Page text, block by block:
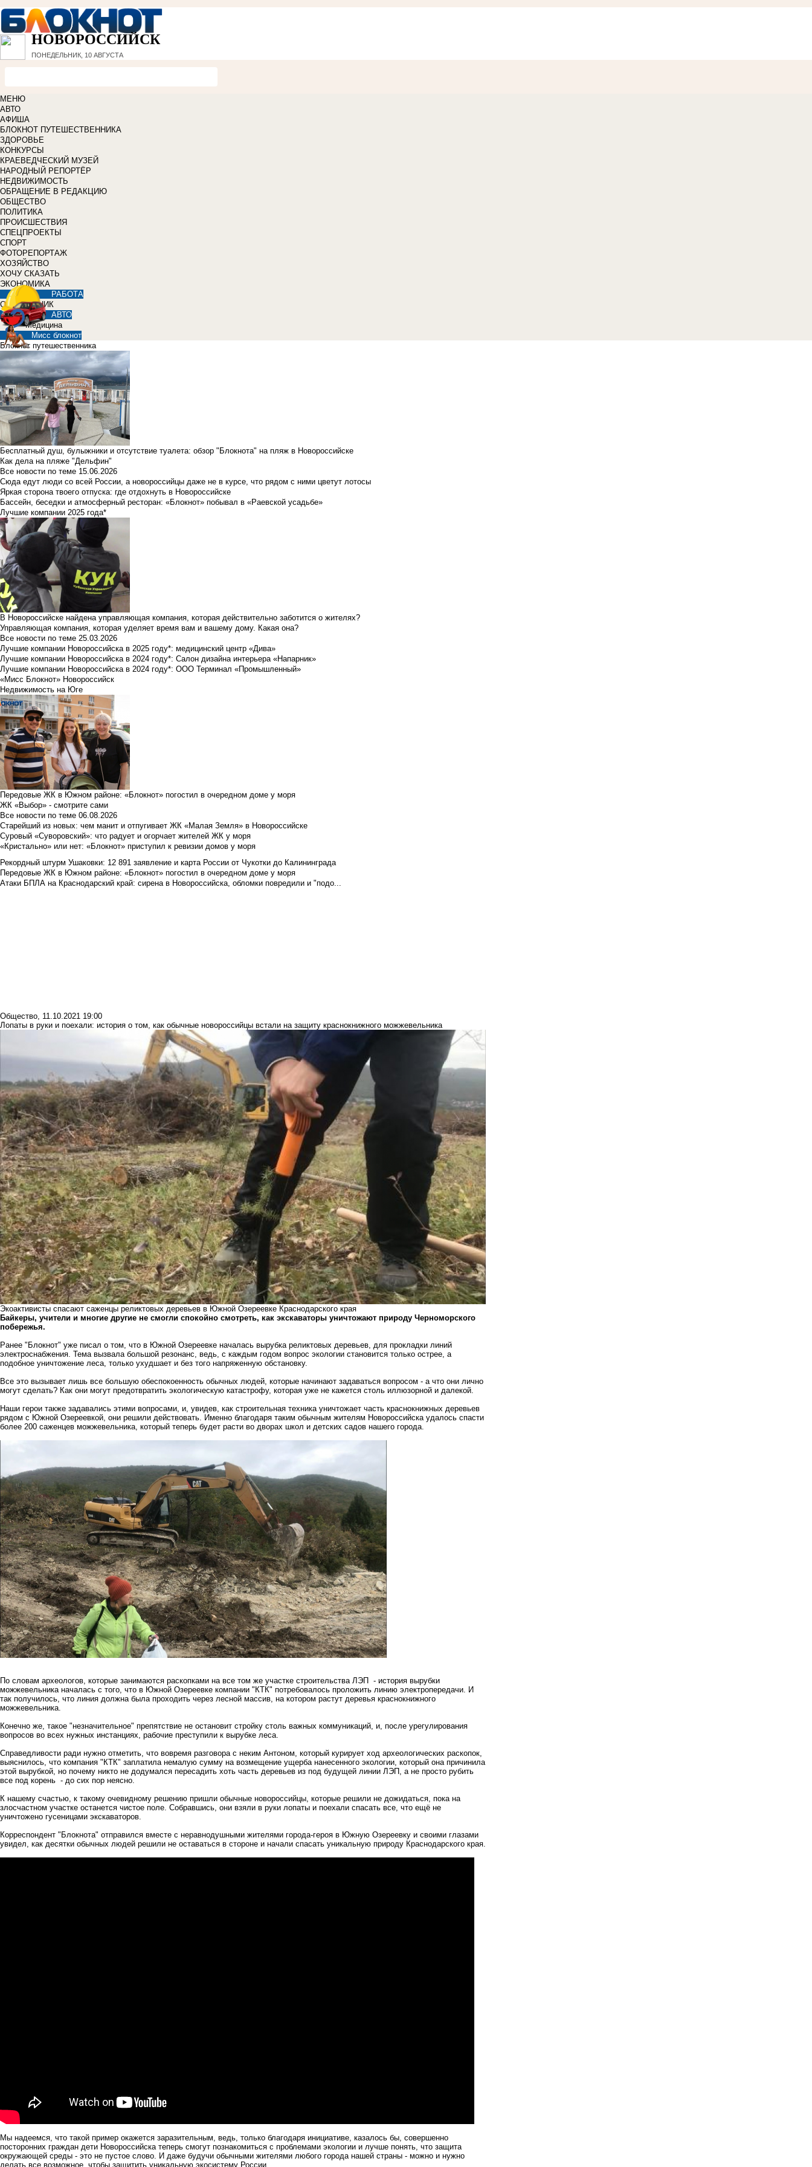
НОВОРОССИЙСК
ПОНЕДЕЛЬНИК, 10 АВГУСТА
МЕНЮ
АВТО
АФИША
БЛОКНОТ ПУТЕШЕСТВЕННИКА
ЗДОРОВЬЕ
КОНКУРСЫ
КРАЕВЕДЧЕСКИЙ МУЗЕЙ
НАРОДНЫЙ РЕПОРТЁР
НЕДВИЖИМОСТЬ
ОБРАЩЕНИЕ В РЕДАКЦИЮ
ОБЩЕСТВО
ПОЛИТИКА
ПРОИСШЕСТВИЯ
СПЕЦПРОЕКТЫ
СПОРТ
ФОТОРЕПОРТАЖ
ХОЗЯЙСТВО
ХОЧУ СКАЗАТЬ
ЭКОНОМИКА
РАБОТА
СПРАВОЧНИК
АВТО
Медицина
Мисс блокнот
Блокнот путешественника
Бесплатный душ, булыжники и отсутствие туалета: обзор "Блокнота" на пляж в Новороссийске
Как дела на пляже "Дельфин"
Все новости по теме 15.06.2026
Сюда едут люди со всей России, а новороссийцы даже не в курсе, что рядом с ними цветут лотосы
Яркая сторона твоего отпуска: где отдохнуть в Новороссийске
Бассейн, беседки и атмосферный ресторан: «Блокнот» побывал в «Раевской усадьбе»
Лучшие компании 2025 года*
В Новороссийске найдена управляющая компания, которая действительно заботится о жителях?
Управляющая компания, которая уделяет время вам и вашему дому. Какая она?
Все новости по теме 25.03.2026
Лучшие компании Новороссийска в 2025 году*: медицинский центр «Дива»
Лучшие компании Новороссийска в 2024 году*: Салон дизайна интерьера «Напарник»
Лучшие компании Новороссийска в 2024 году*: ООО Терминал «Промышленный»
«Мисс Блокнот» Новороссийск
Недвижимость на Юге
Передовые ЖК в Южном районе: «Блокнот» погостил в очередном доме у моря
ЖК «Выбор» - смотрите сами
Все новости по теме 06.08.2026
Старейший из новых: чем манит и отпугивает ЖК «Малая Земля» в Новороссийске
Суровый «Суворовский»: что радует и огорчает жителей ЖК у моря
«Кристально» или нет: «Блокнот» приступил к ревизии домов у моря
Рекордный штурм Ушаковки: 12 891 заявление и карта России от Чукотки до Калининграда
Передовые ЖК в Южном районе: «Блокнот» погостил в очередном доме у моря
Атаки БПЛА на Краснодарский край: сирена в Новороссийска, обломки повредили и "подо...
Общество, 11.10.2021 19:00
Лопаты в руки и поехали: история о том, как обычные новороссийцы встали на защиту краснокнижного можжевельника
Экоактивисты спасают саженцы реликтовых деревьев в Южной Озереевке Краснодарского края
Байкеры, учители и многие другие не смогли спокойно смотреть, как экскаваторы уничтожают природу Черноморского
побережья.
Ранее "Блокнот" уже писал о том, что в Южной Озереевке началась вырубкареликтовых деревьев, для прокладки линий
электроснабжения. Тема вызвала большой резонанс, ведь, с каждым годом вопрос экологии становится только острее, а
подобное уничтожение леса, только ухудшает и без того напряженную обстановку.
Все это вызывает лишь все большую обеспокоенность обычных людей, которые начинают задаваться вопросом - а что они лично
могут сделать? Как они могут предотвратить экологическую катастрофу, которая уже не кажется столь иллюзорной и далекой.
Наши герои также задавались этими вопросами, и, увидев, как строительная техника уничтожает часть краснокнижных деревьев
рядом с Южной Озереевкой, они решили действовать. Именно благодаря таким обычным жителям Новороссийска удалось спасти
более 200 саженцев можжевельника, который теперь будет расти во дворах школ и детских садов нашего города.
По словам археологов, которые занимаются раскопками на все том же участке строительства ЛЭП - история вырубки
можжевельника началась с того, что в Южной Озереевке компании "КТК" потребовалось проложить линию электропередачи. И
так получилось, что линия должна была проходить через лесной массив, на котором растут деревья краснокнижного
можжевельника.
Конечно же, такое "незначительное" препятствие не остановит стройку столь важных коммуникаций, и, после урегулирования
вопросов во всех нужных инстанциях, рабочие преступили к вырубке леса.
Справедливости ради нужно отметить, что вовремя разговора с неким Антоном, который курирует ход археологических раскопок,
выяснилось, что компания "КТК" заплатила немалую сумму на возмещение ущерба нанесенного экологии, который она причинила
этой вырубкой, но почему никто не додумался пересадить хоть часть деревьев из под будущей линии ЛЭП, а не просто рубить
все под корень - до сих пор неясно.
К нашему счастью, к такому очевидному решению пришли обычные новороссийцы, которые решили не дожидаться, пока на
злосчастном участке останется чистое поле. Собравшись, они взяли в руки лопаты и поехали спасать все, что ещё не
уничтожено гусеницами экскаваторов.
Корреспондент "Блокнота" отправился вместе с неравнодушными жителями города-героя в Южную Озереевку и своими глазами
увидел, как десятки обычных людей решили не оставаться в стороне и начали спасать уникальную природу Краснодарского края.
Мы надеемся, что такой пример окажется заразительным, ведь, только благодаря инициативе, казалось бы, совершенно
посторонних граждан дети Новороссийска теперь смогут познакомиться с проблемами экологии и лучше понять, что защита
окружающей среды - это не пустое слово. И даже будучи обычными жителями любого города нашей страны - можно и нужно
делать все возможное, чтобы защитить уникальную экосистему России.